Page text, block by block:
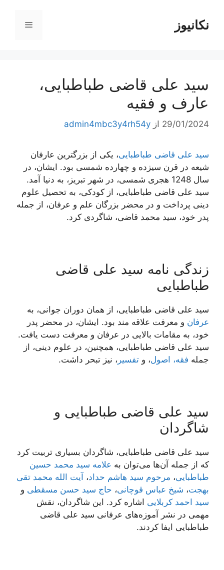
محتوانکانیوز فهرست
سید علی قاضی طباطبایی،
عارف و فقیه
29/01/2024 از admin4mbc3y4rh54y
سید علی قاضی طباطبایی، یکی از بزرگترین عارفان
شیعه در قرن سیزده و چهارده شمسی بود. ایشان، در
سال 1248 هجری شمسی، در شهر تبریز، به دنیا آمد.
سید علی قاضی طباطبایی، از کودکی، به تحصیل علوم
دینی پرداخت و در محضر بزرگان علم و عرفان، از جمله
پدر خود، سید محمد قاضی، شاگردی کرد.
زندگی نامه سید علی قاضی
طباطبایی
سید علی قاضی طباطبایی، از همان دوران جوانی، به
عرفان و معرفت علاقه مند بود. ایشان، در محضر پدر
خود، به مقامات بالایی در عرفان و معرفت دست یافت.
سید علی قاضی طباطبایی، همچنین، در علوم دینی، از
جمله فقه، اصول، و تفسیر ، نیز تبحر داشت.
سید علی قاضی طباطبایی و
شاگردان
سید علی قاضی طباطبایی، شاگردان بسیاری تربیت کرد
که از جمله آن‌ها می‌توان به علامه سید محمد حسین
طباطبایی، مرحوم سید هاشم حداد، آیت الله محمد تقی
بهجت، شیخ عباس قوچانی، حاج سید حسن مسقطی و
سید احمد کربلایی اشاره کرد. این شاگردان، نقش
مهمی در نشر آموزه‌های عرفانی سید علی قاضی
طباطبایی ایفا کردند.